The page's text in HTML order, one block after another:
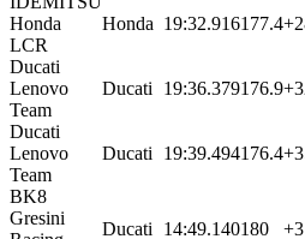
Honda
LCR
Honda 19:32.916177.4
Ducati
Lenovo
Team
Ducati 19:36.379176.9
Ducati
Lenovo
Team
Ducati 19:39.494176.4
BK8
Gresini
Ducati 14:49.140180